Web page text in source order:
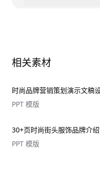
相关素材
PPT 模版
PPT 模版